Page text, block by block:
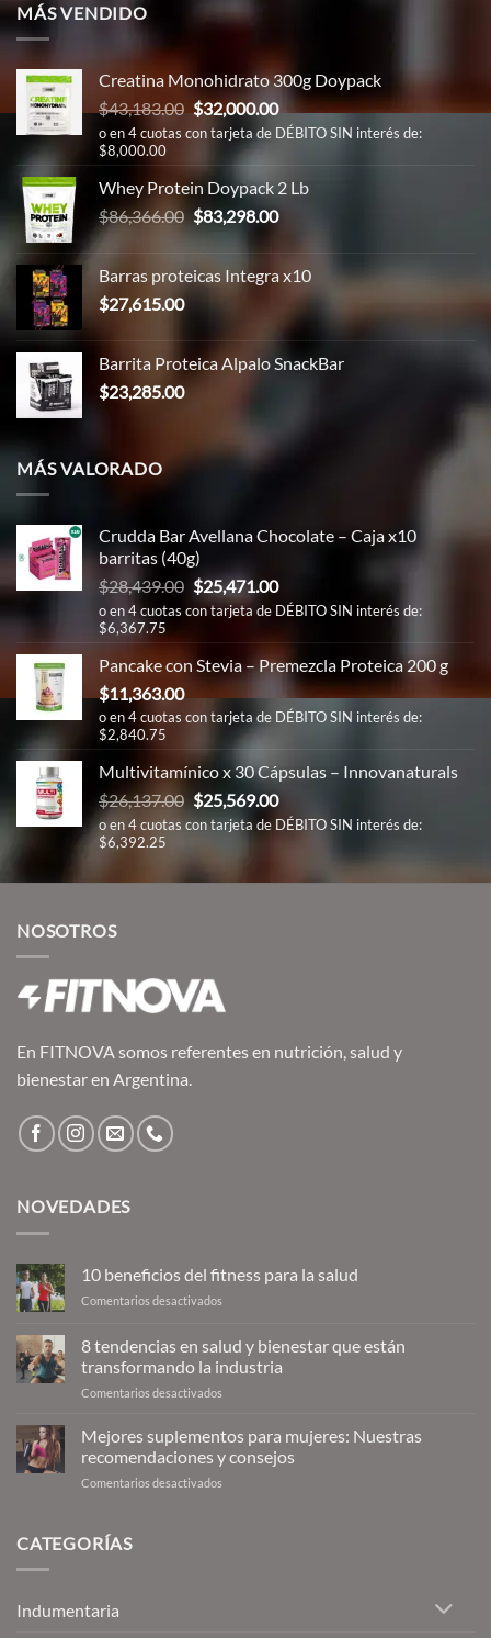
MÁS VENDIDO
Creatina Monohidrato 300g Doypack
$43,183.00 El
precio
original
era:
$43,183.00.
$32,000.00El
precio
$32,000.00.
o en 4 cuotas con tarjeta de DÉBITO SIN interés de:
$8,000.00
Whey Protein Doypack 2 Lb
$86,366.00 El
precio
original
era:
$86,366.00.
$83,298.00El
es:
$83,298.00.
Barras proteicas Integra x10
$27,615.00
Barrita Proteica Alpalo SnackBar
$23,285.00
MÁS VALORADO
Crudda Bar Avellana Chocolate – Caja x10
barritas (40g)
$28,439.00 El
precio
$28,439.00.
$25,471.00El
precio
$25,471.00.
o en 4 cuotas con tarjeta de DÉBITO SIN interés de:
$6,367.75
Pancake con Stevia – Premezcla Proteica 200 g
$11,363.00
o en 4 cuotas con tarjeta de DÉBITO SIN interés de:
$2,840.75
Multivitamínico x 30 Cápsulas – Innovanaturals
$26,137.00 El
precio
era:
$25,569.00El
precio
o en 4 cuotas con tarjeta de DÉBITO SIN interés de:
$6,392.25
NOSOTROS
En FITNOVA somos referentes en nutrición, salud y
bienestar en Argentina.
NOVEDADES
10 beneficios del fitness para la salud
Comentarios desactivados
del
fitness
salud
8 tendencias en salud y bienestar que están
transformando la industria
Comentarios desactivados
tendencias
en
salud
Mejores suplementos para mujeres: Nuestras
recomendaciones y consejos
Comentarios desactivados
CATEGORÍAS
Indumentaria